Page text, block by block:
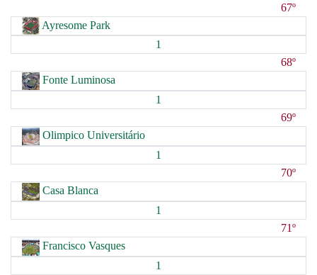
67º
Ayresome Park
1
68º
Fonte Luminosa
1
69º
Olimpico Universitário
1
70º
Casa Blanca
1
71º
Francisco Vasques
1